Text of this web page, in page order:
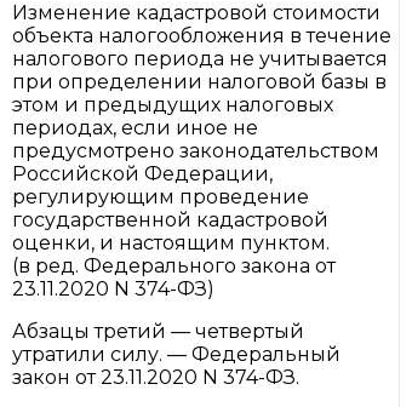
Изменение кадастровой стоимости
объекта налогообложения в течение
налогового периода не учитывается
при определении налоговой базы в
этом и предыдущих налоговых
периодах, если иное не
предусмотрено законодательством
Российской Федерации,
регулирующим проведение
государственной кадастровой
оценки, и настоящим пунктом.
(в ред. Федерального закона от
23.11.2020 N 374-ФЗ)
Абзацы третий — четвертый
утратили силу. — Федеральный
закон от 23.11.2020 N 374-ФЗ.